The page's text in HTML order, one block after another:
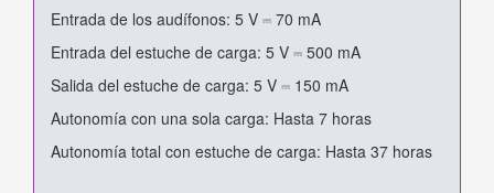
Entrada de los audífonos: 5 V ⎓ 70 mA
Entrada del estuche de carga: 5 V ⎓ 500 mA
Salida del estuche de carga: 5 V ⎓ 150 mA
Autonomía con una sola carga: Hasta 7 horas
Autonomía total con estuche de carga: Hasta 37 horas